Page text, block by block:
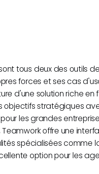
tous deux des outils
forces et ses cas
d'une solution riche en
objectifs stratégiques
les grandes
offre une
spécialisées comme
option pour les